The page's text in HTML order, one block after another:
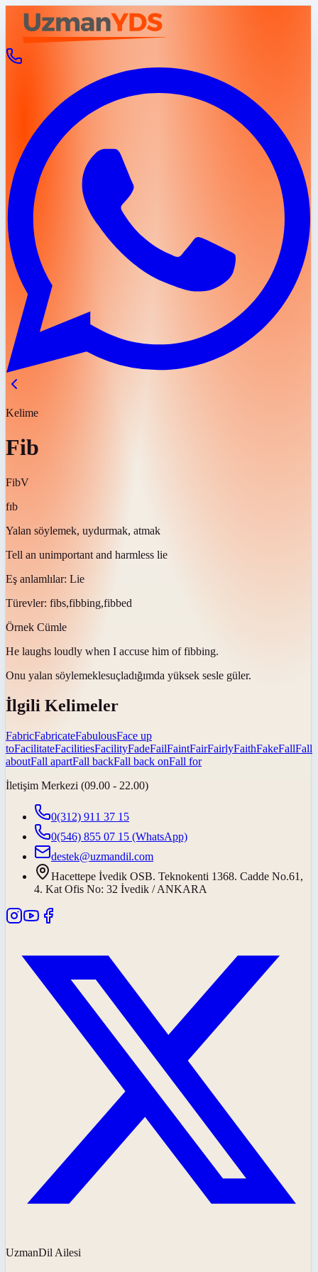
Kelime
Fib
FibV
fɪb
Yalan söylemek, uydurmak, atmak
Tell an unimportant and harmless lie
Eş anlamlılar: Lie
Türevler: fibs,fibbing,fibbed
Örnek Cümle
He laughs loudly when I accuse him of fibbing.
Onu yalan söylemeklesuçladığımda yüksek sesle güler.
İlgili Kelimeler
FabricFabricateFabulousFace up
toFacilitateFacilitiesFacilityFadeFailFaintFairFairlyFaithFakeFallFall
aboutFall apartFall backFall back onFall for
İletişim Merkezi (09.00 - 22.00)
0(312) 911 37 15
0(546) 855 07 15 (WhatsApp)
destek@uzmandil.com
Hacettepe İvedik OSB. Teknokenti 1368. Cadde No.61,
4. Kat Ofis No: 32 İvedik / ANKARA
UzmanDil Ailesi